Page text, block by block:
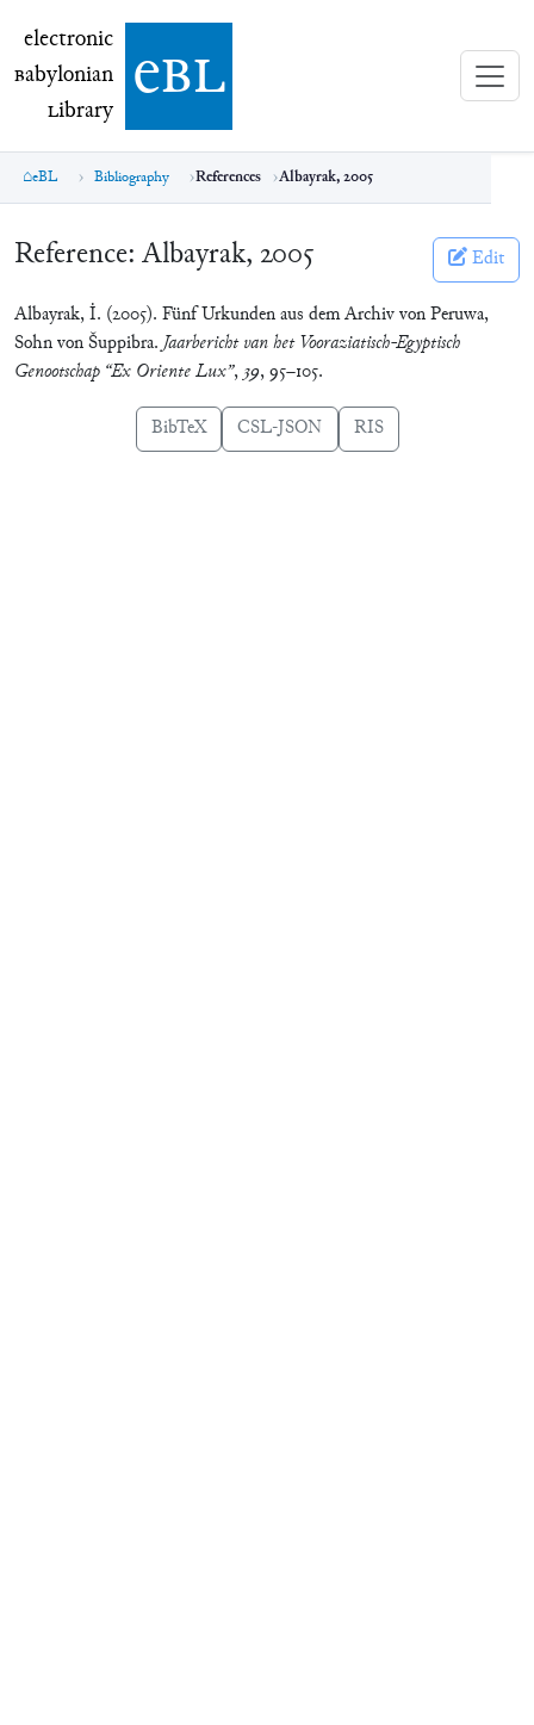
electronic Babylonian Library (eBL)
electronic
Babylonian
Library ebl
eBL Bibliography References Albayrak, 2005
Reference: Albayrak, 2005 Edit
Albayrak, İ. (2005). Fünf Urkunden aus dem Archiv von Peruwa,
Sohn von Šuppibra.Jaarbericht van het Vooraziatisch-Egyptisch
Genootschap “Ex Oriente Lux”, 39, 95–105.
BibTeX CSL-JSON RIS